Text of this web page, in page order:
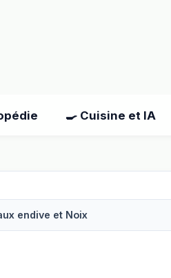
🍳 Cuisine et IA
endive et Noix